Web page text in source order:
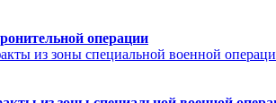
операции